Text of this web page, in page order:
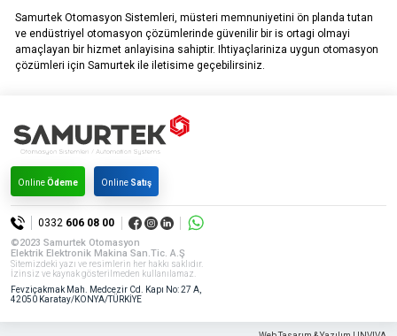
Samurtek Otomasyon Sistemleri, müsteri memnuniyetini ön planda tutan
ve endüstriyel otomasyon çözümlerinde güvenilir bir is ortagi olmayi
amaçlayan bir hizmet anlayisina sahiptir. Ihtiyaçlariniza uygun otomasyon
çözümleri için Samurtek ile iletisime geçebilirsiniz.
OnlineÖdeme Online Satış
©2023 Samurtek Otomasyon
Elektrik Elektronik Makina San.Tic. A.Ş
Sitemizdeki yazı ve resimlerin her hakkı saklıdır.
İzinsiz ve kaynak gösterilmeden kullanılamaz.
Fevziçakmak Mah. Medcezir Cd. Kapı No: 27 A,
42050 Karatay/KONYA/TÜRKİYE
0332 606 08 00